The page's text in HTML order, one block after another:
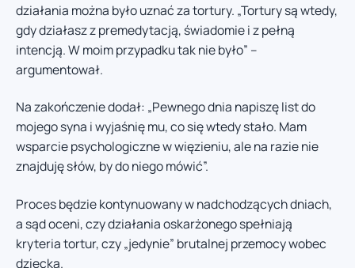
działania można było uznać za tortury. „Tortury są wtedy,
gdy działasz z premedytacją, świadomie i z pełną
intencją. W moim przypadku tak nie było” –
argumentował.
Na zakończenie dodał: „Pewnego dnia napiszę list do
mojego syna i wyjaśnię mu, co się wtedy stało. Mam
wsparcie psychologiczne w więzieniu, ale na razie nie
znajduję słów, by do niego mówić”.
Proces będzie kontynuowany w nadchodzących dniach,
a sąd oceni, czy działania oskarżonego spełniają
kryteria tortur, czy „jedynie” brutalnej przemocy wobec
dziecka.